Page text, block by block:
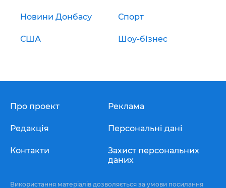
Новини Донбасу Спорт
США Шоу-бізнес
Про проект
Редакція
Контакти
Реклама
Персональні дані
Захист персональних
даних
Використання матеріалів дозволяється за умови посилання